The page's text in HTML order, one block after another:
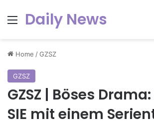
Menu
Daily News
Home /GZSZ
GZSZ
GZSZ | Böses
SIE mit einem